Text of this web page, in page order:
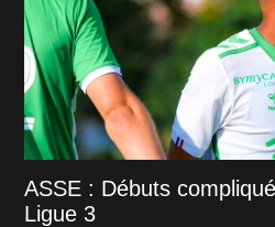
ASSE : Débuts
Ligue 3